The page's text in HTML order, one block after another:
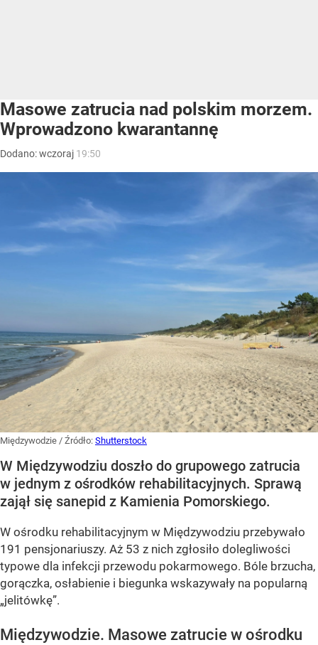
Masowe zatrucia nad polskim morzem.
Wprowadzono kwarantannę
Dodano:wczoraj 19:50
Międzywodzie / Źródło: Shutterstock
W Międzywodziu doszło do grupowego zatrucia
w jednym z ośrodków rehabilitacyjnych. Sprawą
zajął się sanepid z Kamienia Pomorskiego.
W ośrodku rehabilitacyjnym w Międzywodziu przebywało
191 pensjonariuszy. Aż 53 z nich zgłosiło dolegliwości
typowe dla infekcji przewodu pokarmowego. Bóle brzucha,
gorączka, osłabienie i biegunka wskazywały na popularną
„jelitówkę”.
Międzywodzie. Masowe zatrucie w ośrodku